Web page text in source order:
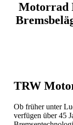
Motorrad
TRW
Ob früher unter
verfügen über 45